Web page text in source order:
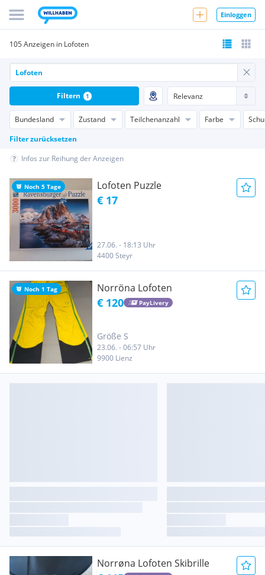
Einloggen
105 Anzeigen in Lofoten
Bundesland Zustand Teilchenanzahl Farbe
Filter zurücksetzen
Filtern 1
Infos zur Reihung der Anzeigen
Noch 5 Tage Lofoten Puzzle
€ 17
27.06. - 18:13 Uhr
4400 Steyr
Noch 1 Tag Norröna Lofoten
€ 120 PayLivery
Größe S
23.06. - 06:57 Uhr
9900 Lienz
Norrøna Lofoten Skibrille